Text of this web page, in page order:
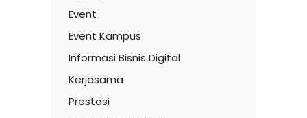
Event
Event Kampus
Informasi Bisnis Digital
Kerjasama
Prestasi